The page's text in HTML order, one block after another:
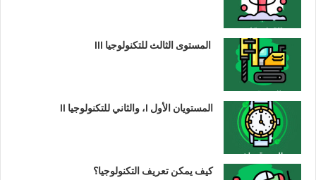
المستوى الثالث للتكنولوجيا III
المستويان الأول I، والثاني للتكنولوجيا II
كيف يمكن تعريف التكنولوجيا؟